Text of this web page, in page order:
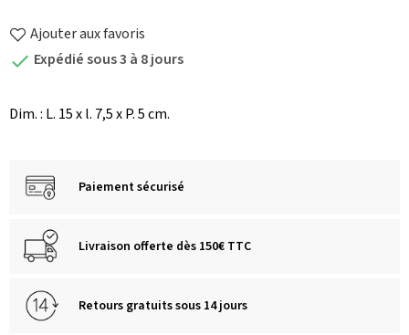
Ajouter aux favoris
 Expédié sous 3 à 8 jours
Dim. : L. 15 x l. 7,5 x P. 5 cm.
Paiement sécurisé
Livraison offerte dès 150€ TTC
Retours gratuits sous 14 jours